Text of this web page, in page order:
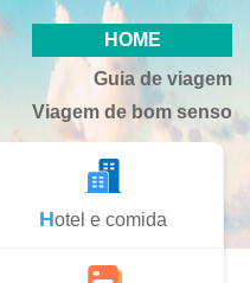
HOME
Guia de viagem
Viagem de bom senso
Hotel e comida